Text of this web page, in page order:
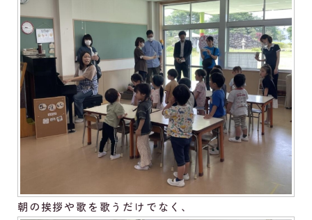
朝の挨拶や歌を歌うだけでなく、